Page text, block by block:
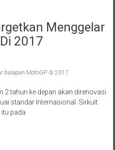
Menggelar
2017
balapan MotoGP di 2017
2 tahun ke depan akan direnovasi
standar Internasional. Sirkuit
pada